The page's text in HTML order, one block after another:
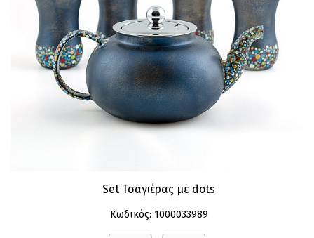
Set Τσαγιέρας με dots
Κωδικός: 1000033989